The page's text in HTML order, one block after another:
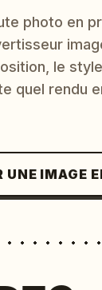
photo en
le
quel rendu
UNE IMAGE